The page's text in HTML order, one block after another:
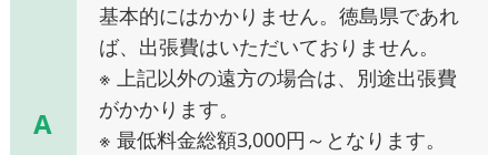
A
基本的にはかかりません。徳島県であれ
ば、出張費はいただいておりません。
※ 上記以外の遠方の場合は、別途出張費
がかかります。
※ 最低料金総額3,000円～となります。